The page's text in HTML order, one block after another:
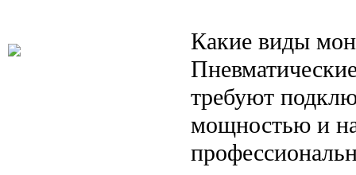
Какие виды
требуют
мощностью и